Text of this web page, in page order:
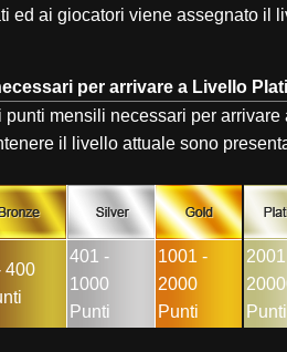
ed ai giocatori viene assegnato il
per arrivare a Livello
punti mensili necessari per
il livello attuale sono
400
401 -
1000
Punti
1001 -
2000
Punti
Punti